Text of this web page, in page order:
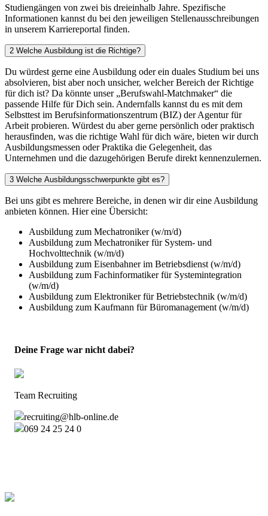
Studiengängen von zwei bis dreieinhalb Jahre. Spezifische
Informationen kannst du bei den jeweiligen Stellenausschreibungen
in unserem Karriereportal finden.
2 Welche Ausbildung ist die Richtige?
Du würdest gerne eine Ausbildung oder ein duales Studium bei uns
absolvieren, bist aber noch unsicher, welcher Bereich der Richtige
für dich ist? Da könnte unser „Berufswahl-Matchmaker“ die
passende Hilfe für Dich sein. Andernfalls kannst du es mit dem
Selbsttest im Berufsinformationszentrum (BIZ) der Agentur für
Arbeit probieren. Würdest du aber gerne persönlich oder praktisch
herausfinden, was die richtige Wahl für dich wäre, bieten wir durch
Ausbildungsmessen oder Praktika die Gelegenheit, das
Unternehmen und die dazugehörigen Berufe direkt kennenzulernen.
3 Welche Ausbildungsschwerpunkte gibt es?
Bei uns gibt es mehrere Bereiche, in denen wir dir eine Ausbildung
anbieten können. Hier eine Übersicht:
Ausbildung zum Mechatroniker (w/m/d)
Ausbildung zum Mechatroniker für System- und
Hochvolttechnik (w/m/d)
Ausbildung zum Eisenbahner im Betriebsdienst (w/m/d)
Ausbildung zum Fachinformatiker für Systemintegration
(w/m/d)
Ausbildung zum Elektroniker für Betriebstechnik (w/m/d)
Ausbildung zum Kaufmann für Büromanagement (w/m/d)
Deine Frage war nicht dabei?
Team Recruiting
recruiting@hlb-online.de
069 24 25 24 0